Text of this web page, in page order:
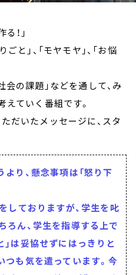
！」
ごと」、「モヤモヤ」、「お悩
会の課題」などを通して、み
えていく番組です。
だいたメッセージに、スタ
り、懸念事項は「怒り下
しておりますが、学生を叱
ろん、学生を指導する上で
」は妥協せずにはっきりと
つも気を遣っています。今